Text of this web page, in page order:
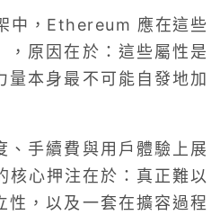
中，Ethereum 應在這些
，原因在於：這些屬性是
量本身最不可能自發地加
、手續費與用戶體驗上展
心押注在於：真正難以
性，以及一套在擴容過程